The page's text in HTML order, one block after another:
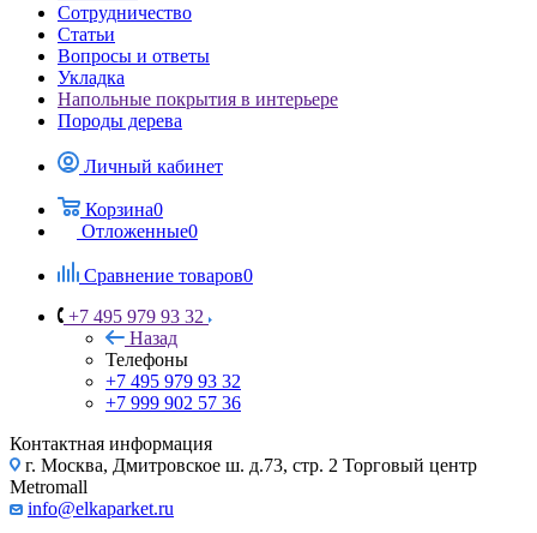
Сотрудничество
Статьи
Вопросы и ответы
Укладка
Напольные покрытия в интерьере
Породы дерева
Личный кабинет
Корзина0
Отложенные0
Сравнение товаров0
+7 495 979 93 32
Назад
Телефоны
+7 495 979 93 32
+7 999 902 57 36
Контактная информация
г. Москва, Дмитровское ш. д.73, стр. 2 Торговый центр
Metromall
info@elkaparket.ru